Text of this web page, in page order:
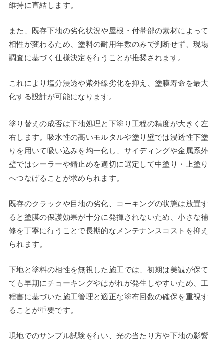
維持に直結します。
また、既存下地の劣化状況や屋根・付帯部の素材によって
相性が変わるため、塗料の耐用年数のみで判断せず、現場
調査に基づく仕様決定を行うことが推奨されます。
これにより塩分浸透や紫外線劣化を抑え、塗膜寿命を最大
化する設計が可能になります。
塗り替えの成否は下地処理と下塗り工程の精度が大きく左
右します。吸水性の高いモルタルや塗り壁では浸透性下塗
りを用いて吸い込みを均一化し、サイディングや金属系外
壁ではシーラーや錆止めを適切に選定して中塗り・上塗り
へつなげることが求められます。
既存のクラックや目地の劣化、コーキングの状態は放置す
ると塗膜の保護効果が十分に発揮されないため、小さな補
修を丁寧に行うことで長期的なメンテナンスコストを抑え
られます。
下地と塗料の相性を無視した施工では、初期は美観が保て
ても早期にチョーキングやはがれが発生しやすいため、工
程書に基づいた施工管理と適正な塗布回数の確保を重視す
ることが重要です。
現地でのサンプル試験を行い、光の当たり方や下地の影響